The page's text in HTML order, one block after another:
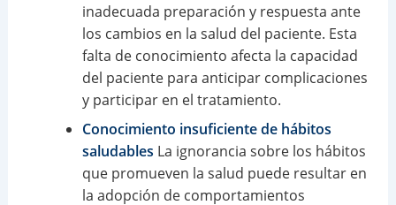
inadecuada preparación y respuesta ante
los cambios en la salud del paciente. Esta
falta de conocimiento afecta la capacidad
del paciente para anticipar complicaciones
y participar en el tratamiento.
Conocimiento insuficiente de hábitos
saludables La ignorancia sobre los hábitos
que promueven la salud puede resultar en
la adopción de comportamientos